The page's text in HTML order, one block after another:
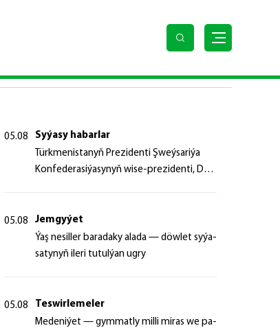
05.08
Syýasy habarlar
Türk­me­nis­ta­nyň Prezidenti Şweý­sa­ri­ýa
Kon­fe­de­ra­si­ýa­sy­nyň wi­se-prezidenti, Da­
05.08
Jemgyýet
Ýaş ne­sil­ler ba­ra­da­ky ala­da — döw­let sy­ýa­
sa­ty­nyň ile­ri tu­tul­ýan ug­ry
05.08
Teswirlemeler
Me­de­ni­ýet — gym­mat­ly milli mi­ras we pa­